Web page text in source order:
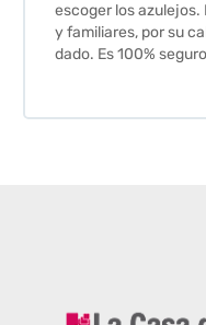
escoger los azulejos.
y familiares, por su
dado. Es 100%